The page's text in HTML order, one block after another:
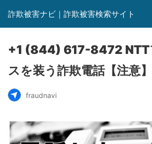
詐欺被害ナビ｜詐欺被害検索サイト
+1 (844) 617-8472 NTT
スを装う詐欺電話【注意】
fraudnavi